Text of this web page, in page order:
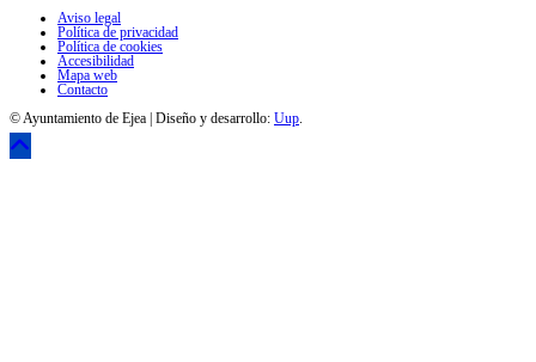
Aviso legal
Política de privacidad
Política de cookies
Accesibilidad
Mapa web
Contacto
© Ayuntamiento de Ejea | Diseño y desarrollo: Uup.